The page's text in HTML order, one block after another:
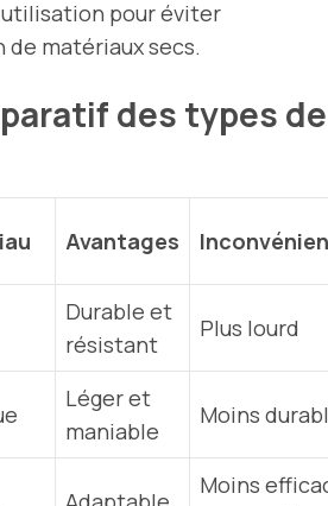
pour éviter
de matériaux secs.
des types de
Avantages
Durable et
résistant
Plus lourd
Léger et
maniable
Moins
Moins